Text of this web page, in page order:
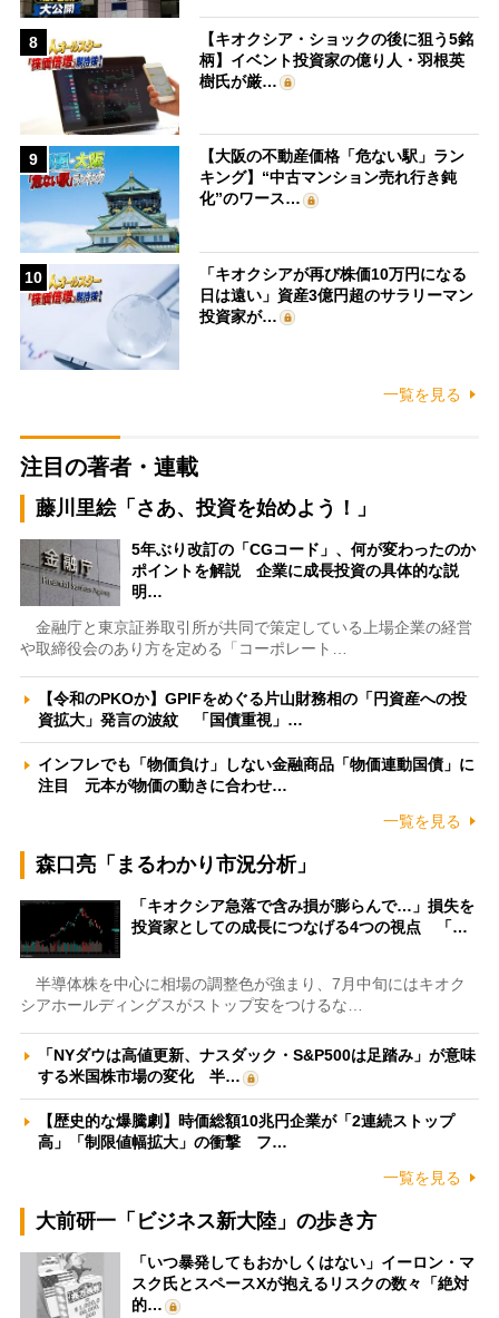
8
【キオクシア・ショックの後に狙う5銘
柄】イベント投資家の億り人・羽根英
樹氏が厳…
9
【大阪の不動産価格「危ない駅」ラン
キング】“中古マンション売れ行き鈍
化”のワース…
10
「キオクシアが再び株価10万円になる
日は遠い」資産3億円超のサラリーマン
投資家が…
一覧を見る
注目の著者・連載
藤川里絵「さあ、投資を始めよう！」
5年ぶり改訂の「CGコード」、何が変わったのか
ポイントを解説 企業に成長投資の具体的な説
明…
金融庁と東京証券取引所が共同で策定している上場企業の経営
や取締役会のあり方を定める「コーポレート…
【令和のPKOか】GPIFをめぐる片山財務相の「円資産への投
資拡大」発言の波紋 「国債重視」…
インフレでも「物価負け」しない金融商品「物価連動国債」に
注目 元本が物価の動きに合わせ…
一覧を見る
森口亮「まるわかり市況分析」
「キオクシア急落で含み損が膨らんで…」損失を
投資家としての成長につなげる4つの視点 「…
半導体株を中心に相場の調整色が強まり、7月中旬にはキオク
シアホールディングスがストップ安をつけるな…
「NYダウは高値更新、ナスダック・S&P500は足踏み」が意味
する米国株市場の変化 半…
【歴史的な爆騰劇】時価総額10兆円企業が「2連続ストップ
高」「制限値幅拡大」の衝撃 フ…
一覧を見る
大前研一「ビジネス新大陸」の歩き方
「いつ暴発してもおかしくはない」イーロン・マ
スク氏とスペースXが抱えるリスクの数々「絶対
的…